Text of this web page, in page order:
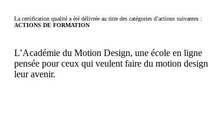
La certification qualité a été délivrée au titre des catégories d’actions suivantes :
ACTIONS DE FORMATION
L’Académie du Motion Design, une école en ligne
pensée pour ceux qui veulent faire du motion design
leur avenir.